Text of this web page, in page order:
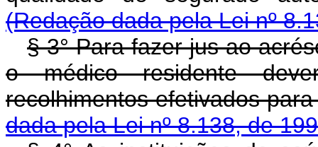
(Redação dada pela Lei nº
§ 3° Para fazer jus ao
o médico residente
recolhimentos efetivados
dada pela Lei nº 8.138, de